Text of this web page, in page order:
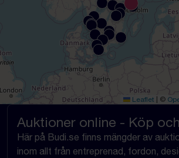
Leaflet | ©
Auktioner online - Köp
Här på Budi.se finns mängder av
inom allt från entreprenad, fordon,